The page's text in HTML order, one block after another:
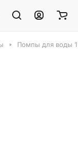
Помпы для воды